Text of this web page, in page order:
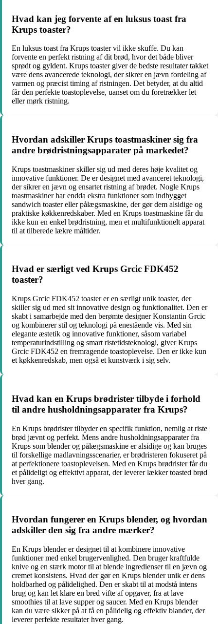
Hvad kan jeg forvente af en luksus toast fra
Krups toaster?
En luksus toast fra Krups toaster vil ikke skuffe. Du kan
forvente en perfekt ristning af dit brød, hvor det både bliver
sprødt og gyldent. Krups toaster giver de bedste resultater takket
være dens avancerede teknologi, der sikrer en jævn fordeling af
varmen og præcist timing af ristningen. Det betyder, at du altid
får den perfekte toastoplevelse, uanset om du foretrækker let
eller mørk ristning.
Hvordan adskiller Krups toastmaskiner sig fra
andre brødristningsapparater på markedet?
Krups toastmaskiner skiller sig ud med deres høje kvalitet og
innovative funktioner. De er designet med avanceret teknologi,
der sikrer en jævn og ensartet ristning af brødet. Nogle Krups
toastmaskiner har endda ekstra funktioner som indbygget
sandwich toaster eller pålægsmaskine, der gør dem alsidige og
praktiske køkkenredskaber. Med en Krups toastmaskine får du
ikke kun en enkel brødristning, men et multifunktionelt apparat
til at tilberede lækre måltider.
Hvad er særligt ved Krups Grcic FDK452
toaster?
Krups Grcic FDK452 toaster er en særligt unik toaster, der
skiller sig ud med sit innovative design og funktionalitet. Den er
skabt i samarbejde med den berømte designer Konstantin Grcic
og kombinerer stil og teknologi på enestående vis. Med sin
elegante æstetik og innovative funktioner, såsom variabel
temperaturindstilling og smart ristetidsteknologi, giver Krups
Grcic FDK452 en fremragende toastoplevelse. Den er ikke kun
et køkkenredskab, men også et kunstværk i sig selv.
Hvad kan en Krups brødrister tilbyde i forhold
til andre husholdningsapparater fra Krups?
En Krups brødrister tilbyder en specifik funktion, nemlig at riste
brød jævnt og perfekt. Mens andre husholdningsapparater fra
Krups som blender og pålægsmaskine er alsidige og kan bruges
til forskellige madlavningsscenarier, er brødristeren fokuseret på
at perfektionere toastoplevelsen. Med en Krups brødrister får du
et pålideligt og effektivt apparat, der leverer lækker toasted brød
hver gang.
Hvordan fungerer en Krups blender, og hvordan
adskiller den sig fra andre mærker?
En Krups blender er designet til at kombinere innovative
funktioner med enkel brugervenlighed. Den bruger kraftfulde
knive og en stærk motor til at blende ingredienser til en jævn og
cremet konsistens. Hvad der gør en Krups blender unik er dens
holdbarhed og pålidelighed. Den er skabt til at modstå intens
brug og kan let klare en bred vifte af opgaver, fra at lave
smoothies til at lave supper og saucer. Med en Krups blender
kan du være sikker på at få en pålidelig og effektiv blander, der
leverer perfekte resultater hver gang.